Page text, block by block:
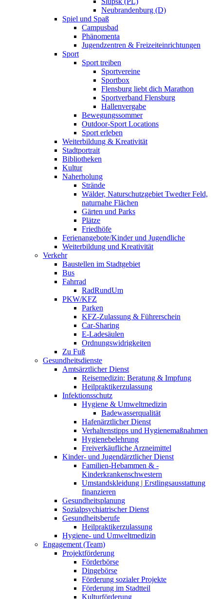
Neubrandenburg (D)
Spiel und Spaß
Campusbad
Phänomenta
Jugendzentren & Freizeiteinrichtungen
Sport
Sport treiben
Sportvereine
Sportbox
Flensburg liebt dich Marathon
Sportverband Flensburg
Hallenvergabe
Bewegungssommer
Outdoor-Sport Locations
Sport erleben
Weiterbildung & Kreativität
Stadtportrait
Bibliotheken
Kultur
Naherholung
Strände
Wälder, Naturschutzgebiet Twedter Feld,
naturnahe Flächen
Gärten und Parks
Plätze
Friedhöfe
Ferienangebote/Kinder und Jugendliche
Weiterbildung und Kreativität
Verkehr
Baustellen im Stadtgebiet
Bus
Fahrrad
RadRundUm
PKW/KFZ
Parken
KFZ-Zulassung & Führerschein
Car-Sharing
E-Ladesäulen
Ordnungswidrigkeiten
Zu Fuß
Gesundheitsdienste
Amtsärztlicher Dienst
Reisemedizin: Beratung & Impfung
Heilpraktikerzulassung
Infektionsschutz
Hygiene & Umweltmedizin
Badewasserqualität
Hafenärztlicher Dienst
Verhaltenstipps und Hygienemaßnahmen
Hygienebelehrung
Freiverkäufliche Arzneimittel
Kinder- und Jugendärztlicher Dienst
Familien-Hebammen & -
Kinderkrankenschwestern
Umstandskleidung | Erstlingsausstattung
finanzieren
Gesundheitsplanung
Sozialpsychiatrischer Dienst
Gesundheitsberufe
Heilpraktikerzulassung
Hygiene- und Umweltmedizin
Engagement (Team)
Projektförderung
Förderbörse
Dingebörse
Förderung sozialer Projekte
Förderung im Stadtteil
Kulturförderung